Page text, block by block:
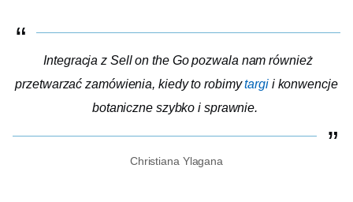
Integracja z Sell on the Go pozwala nam również
przetwarzać zamówienia, kiedy to robimytargii konwencje
botaniczne szybko i sprawnie.
Christiana Ylagana